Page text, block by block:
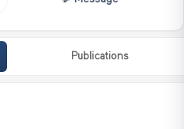
Publications